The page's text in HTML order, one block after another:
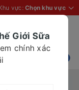
vực:Chọn khu vực
Giới Sữa
chính xác